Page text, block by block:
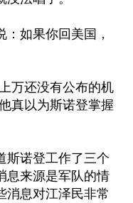
如果你回美国，
万还没有公布的机
真以为斯诺登掌握
斯诺登工作了三个
息来源是军队的情
消息对江泽民非常